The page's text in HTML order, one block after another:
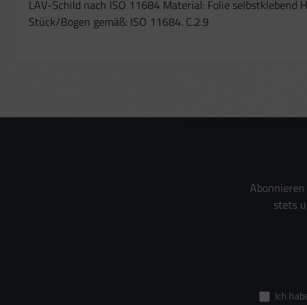
LAV-Schild nach ISO 11684 Material: Folie
Stück/Bogen gemäß: ISO 11684. C.2.9
stets
Ich
Verwendung